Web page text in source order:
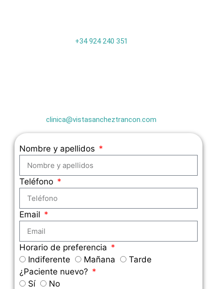
+34 924 240 351
clinica@vistasancheztrancon.com
Nombre y apellidos
Teléfono
Email
Horario de preferencia
Indiferente
Mañana
Tarde
¿Paciente nuevo?
Sí
No